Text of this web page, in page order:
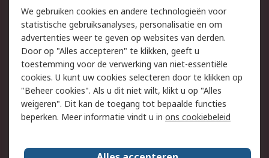
Track & Trace
Wettelijk
Cookiebeleid
Email veiligheid
Privacybeleid
Websitevoorwaarden
Algemene
verkoopvoorwaarden
Over RS
We gebruiken cookies en andere technologieën voor
statistische gebruiksanalyses, personalisatie en om
advertenties weer te geven op websites van derden.
Door op "Alles accepteren" te klikken, geeft u
toestemming voor de verwerking van niet-essentiële
cookies. U kunt uw cookies selecteren door te klikken op
"Beheer cookies". Als u dit niet wilt, klikt u op "Alles
weigeren". Dit kan de toegang tot bepaalde functies
beperken. Meer informatie vindt u in ons cookiebeleid